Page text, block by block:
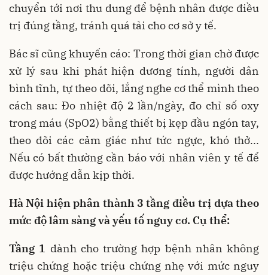
chuyển tới nơi thu dung để bệnh nhân được điều
trị đúng tầng, tránh quá tải cho cơ sở y tế.
Bác sĩ cũng khuyến cáo: Trong thời gian chờ được
xử lý sau khi phát hiện dương tính, người dân
bình tĩnh, tự theo dõi, lắng nghe cơ thể mình theo
cách sau: Đo nhiệt độ 2 lần/ngày, đo chỉ số oxy
trong máu (SpO2) bằng thiết bị kẹp đầu ngón tay,
theo dõi các cảm giác như tức ngực, khó thở...
Nếu có bất thường cần báo với nhân viên y tế để
được hướng dẫn kịp thời.
Hà Nội hiện phân thành 3 tầng điều trị dựa theo
mức độ lâm sàng và yếu tố nguy cơ. Cụ thể:
Tầng 1 dành cho trường hợp bệnh nhân không
triệu chứng hoặc triệu chứng nhẹ với mức nguy